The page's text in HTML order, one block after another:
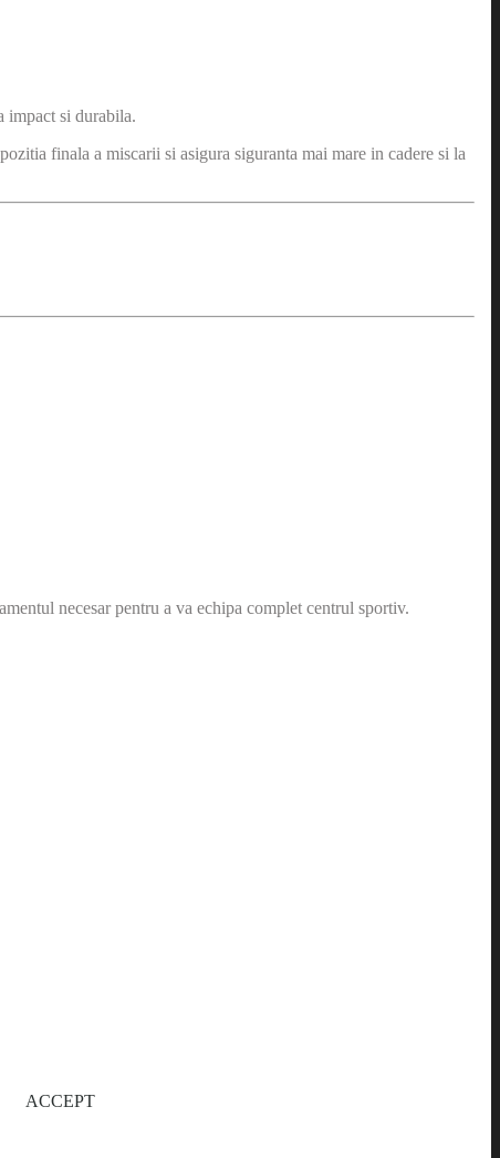
impact si durabila.
finala a miscarii si asigura siguranta mai mare in cadere si la
necesar pentru a va echipa complet centrul sportiv.
ACCEPT